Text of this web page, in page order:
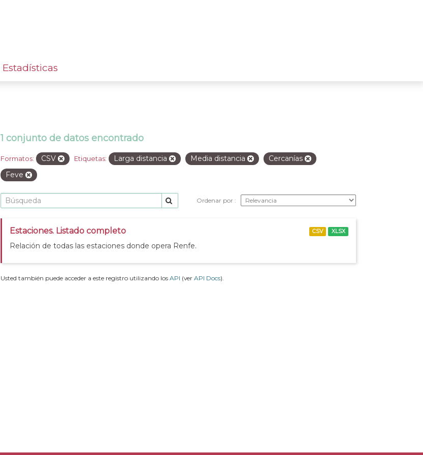
Estadísticas
1 conjunto de datos encontrado
Formatos: CSV Etiquetas: Larga distancia Media distancia
Cercanías
Feve
Ordenar por
Estaciones. Listado completo
Relación de todas las estaciones donde opera Renfe.
CSV XLSX
Usted también puede acceder a este registro utilizando los API (ver API Docs).